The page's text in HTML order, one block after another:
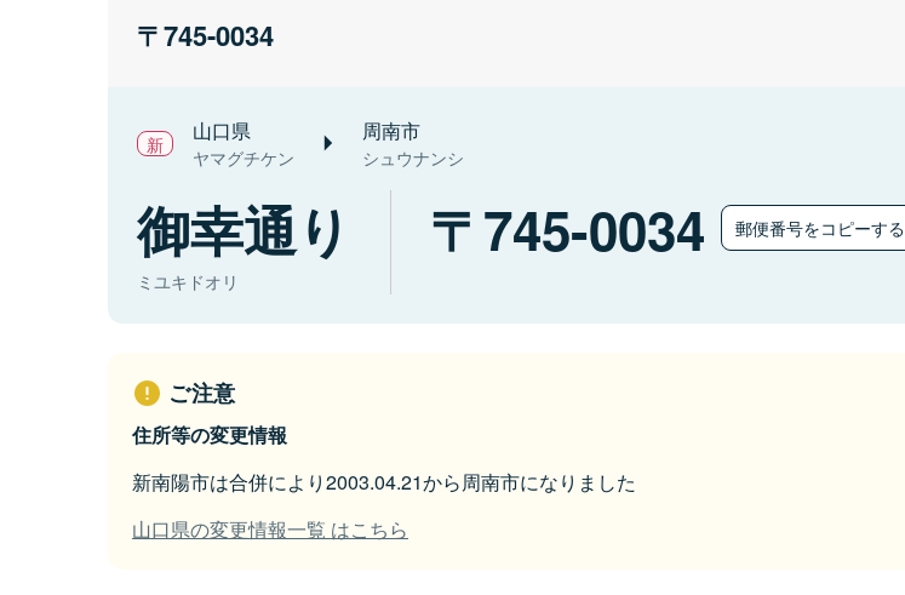
745-0034
山口県
ヤマグチケン
周南市
シュウナンシ
御幸通り
ミユキドオリ
745-0034 郵便番号をコピーする
ご注意
住所等の変更情報
新南陽市は合併により2003.04.21から周南市になりました
山口県の変更情報一覧 はこちら